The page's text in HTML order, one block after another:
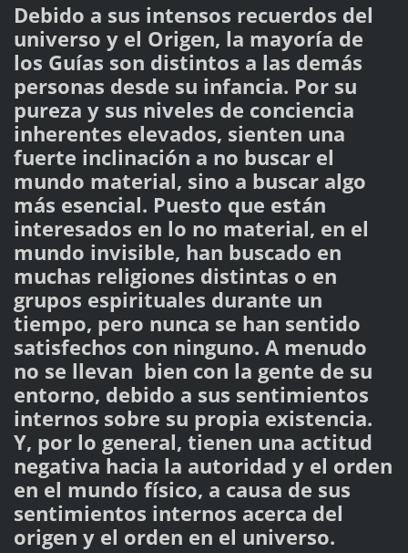
Debido a sus intensos recuerdos del
universo y el Origen, la mayoría de
los Guías son distintos a las demás
personas desde su infancia. Por su
pureza y sus niveles de conciencia
inherentes elevados, sienten una
fuerte inclinación a no buscar el
mundo material, sino a buscar algo
más esencial. Puesto que están
interesados en lo no material, en el
mundo invisible, han buscado en
muchas religiones distintas o en
grupos espirituales durante un
tiempo, pero nunca se han sentido
satisfechos con ninguno. A menudo
no se llevan bien con la gente de su
entorno, debido a sus sentimientos
internos sobre su propia existencia.
Y, por lo general, tienen una actitud
negativa hacia la autoridad y el orden
en el mundo físico, a causa de sus
sentimientos internos acerca del
origen y el orden en el universo.